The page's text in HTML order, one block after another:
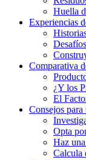
Huella
Experiencias
Comparativa
¿Y los
El
Consejos
Opta
Haz
Calcula